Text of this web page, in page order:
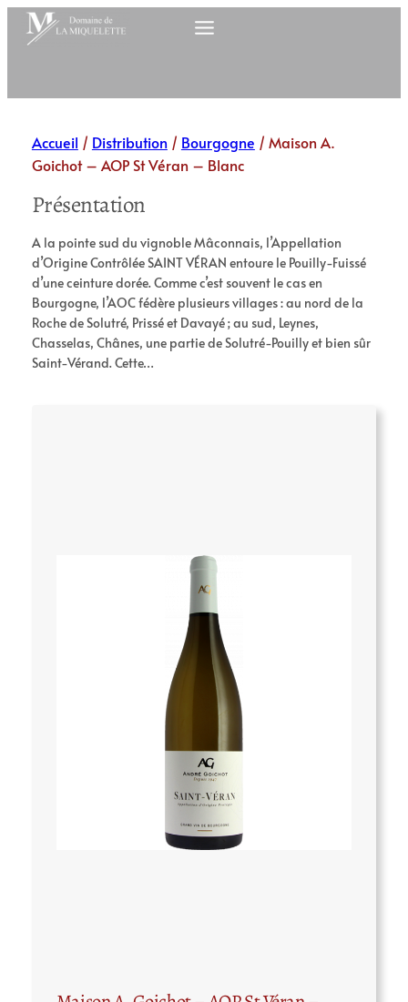
Aller
Accueil / Distribution/ Bourgogne / Maison A.
Goichot – AOP St Véran – Blanc
Présentation
A la pointe sud du vignoble Mâconnais, l’Appellation
d’Origine Contrôlée SAINT VÉRAN entoure le Pouilly-Fuissé
d’une ceinture dorée. Comme c’est souvent le cas en
Bourgogne, l’AOC fédère plusieurs villages : au nord de la
Roche de Solutré, Prissé et Davayé ; au sud, Leynes,
Chasselas, Chânes, une partie de Solutré-Pouilly et bien sûr
Saint-Vérand. Cette…